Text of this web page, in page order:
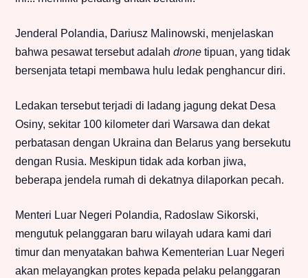
Jenderal Polandia, Dariusz Malinowski, menjelaskan
bahwa pesawat tersebut adalah drone tipuan, yang tidak
bersenjata tetapi membawa hulu ledak penghancur diri.
Ledakan tersebut terjadi di ladang jagung dekat Desa
Osiny, sekitar 100 kilometer dari Warsawa dan dekat
perbatasan dengan Ukraina dan Belarus yang bersekutu
dengan Rusia. Meskipun tidak ada korban jiwa,
beberapa jendela rumah di dekatnya dilaporkan pecah.
Menteri Luar Negeri Polandia, Radoslaw Sikorski,
mengutuk pelanggaran baru wilayah udara kami dari
timur dan menyatakan bahwa Kementerian Luar Negeri
akan melayangkan protes kepada pelaku pelanggaran